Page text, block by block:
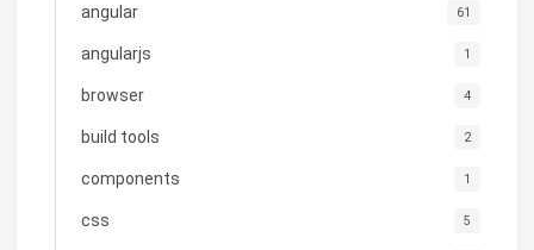
angular 61
angularjs 1
browser 4
build tools 2
components 1
css 5